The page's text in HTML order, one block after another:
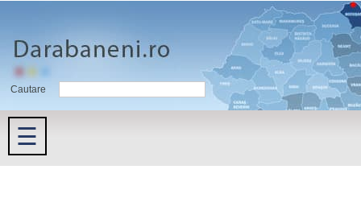
Cautare
☰